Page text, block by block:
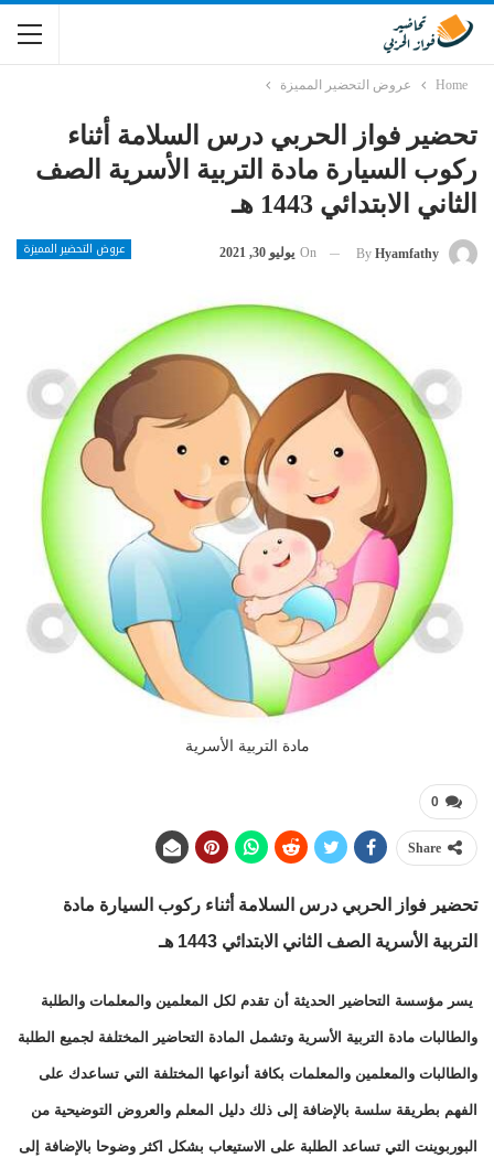
Home عروض التحضير المميزة
تحضير فواز الحربي درس السلامة أثناء
ركوب السيارة مادة التربية الأسرية الصف
الثاني الابتدائي 1443 هـ
عروض التحضير المميزة By Hyamfathy
On يوليو 30, 2021
مادة التربية الأسرية
0
Share
تحضير فواز الحربي درس السلامة أثناء ركوب السيارة مادة
التربية الأسرية الصف الثاني الابتدائي 1443 هـ
يسر مؤسسة التحاضير الحديثة أن تقدم لكل المعلمين والمعلمات والطلبة
والطالبات مادة التربية الأسرية وتشمل المادة التحاضير المختلفة لجميع الطلبة
والطالبات والمعلمين والمعلمات بكافة أنواعها المختلفة التي تساعدك على
الفهم بطريقة سلسة بالإضافة إلى ذلك دليل المعلم والعروض التوضيحية من
البوربوينت التي تساعد الطلبة على الاستيعاب بشكل اكثر وضوحا بالإضافة إلى